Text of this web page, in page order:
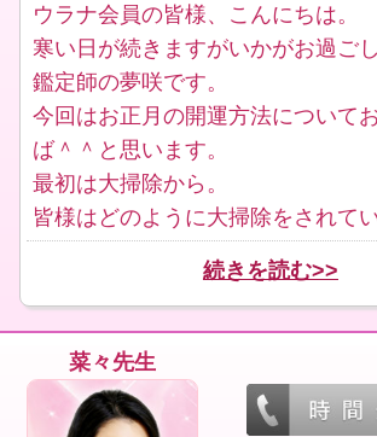
ウラナ会員の皆様、こんにちは。
寒い日が続きますがいかがお過ご
鑑定師の夢咲です。
今回はお正月の開運方法について
ば＾＾と思います。
最初は大掃除から。
皆様はどのように大掃除をされて
続きを読む>>
菜々先生